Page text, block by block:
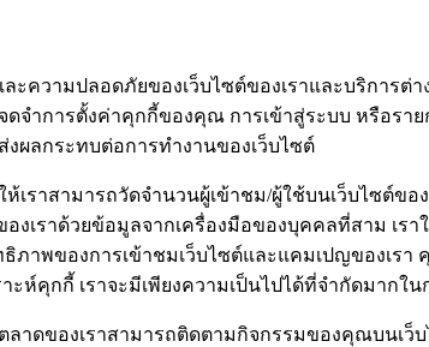
ความปลอดภัยของเว็บไซต์ของเราและบริการ
ดจำการตั้งค่าคุกกี้ของคุณ การเข้าสู่ระบบ หรือ
ผลกระทบต่อการทำงานของเว็บไซต์
ราสามารถวัดจำนวนผู้เข้าชม/ผู้ใช้บนเว็บไซต์ขอ
งเราด้วยข้อมูลจากเครื่องมือของบุคคลที่สาม เ
พของการเข้าชมเว็บไซต์และแคมเปญของเรา
คุกกี้ เราจะมีเพียงความเป็นไปได้ที่จำกัดมากใ
าดของเราสามารถติดตามกิจกรรมของคุณบนเ